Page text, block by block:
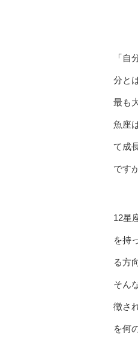
「
分と
最も
魚座
て成
です
12星
を持
る方
そん
徴さ
を何